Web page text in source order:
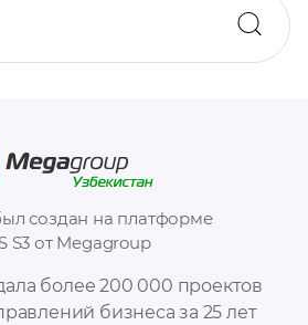
более 200 000 проектов
бизнеса за 25 лет
создан на платформе
S3 от Megagroup